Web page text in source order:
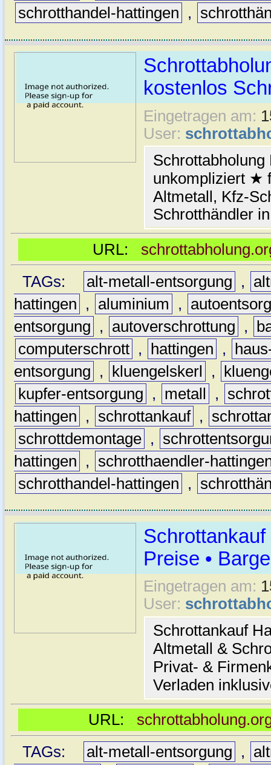
schrotthandel-hattingen
,
kostenlos
Eingetragen am:
User:
unkompliziert ★
Altmetall, Kfz-
Schrotthändler
URL:
TAGs:
alt-metall-entsorgung ,
hattingen
, aluminium ,
entsorgung
, autoverschrottung ,
computerschrott , hattingen ,
entsorgung
, kluengelskerl ,
kupfer-entsorgung
, metall ,
hattingen
, schrottankauf ,
schrottdemontage ,
hattingen
,
schrotthaendler-
schrotthandel-hattingen
,
Schrottankauf
Preise •
Eingetragen am:
User:
Schrottankauf
Altmetall &
Privat- &
Verladen
URL:
TAGs:
alt-metall-entsorgung ,